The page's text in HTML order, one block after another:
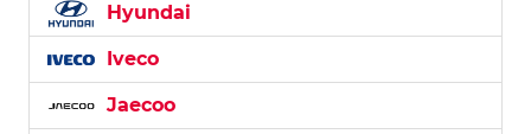
Hyundai
Iveco
Jaecoo